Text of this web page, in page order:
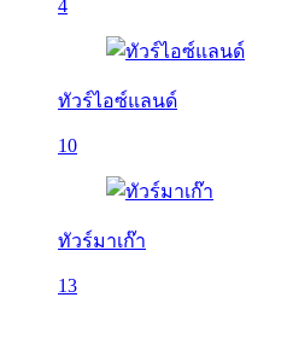
4
ทัวร์ไอซ์แลนด์
10
ทัวร์มาเก๊า
13